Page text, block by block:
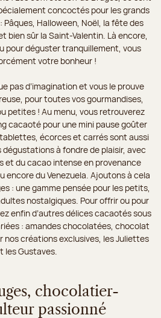
concoctés pour les grands
Pâques, Halloween, Noël, la fête des
bien sûr la Saint-Valentin. Là encore,
pour déguster tranquillement, vous
votre bonheur !
pas d’imagination et vous le prouve
pour toutes vos gourmandises,
petites ! Au menu, vous retrouverez
cacaoté pour une mini pause goûter
écorces et carrés sont aussi
à fondre de plaisir, avec
et du cacao intense en provenance
encore du Venezuela. Ajoutons à cela
: une gamme pensée pour les petits,
nostalgiques. Pour offrir ou pour
enfin d’autres délices cacaotés sous
: amandes chocolatées, chocolat
créations exclusives, les Juliettes
les Gustaves.
chocolatier-
passionné